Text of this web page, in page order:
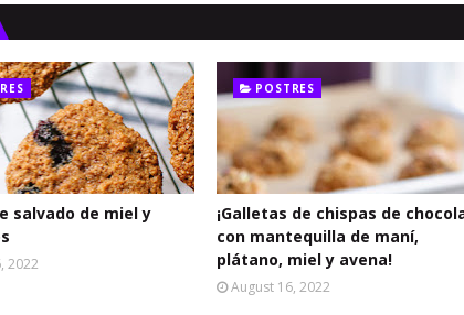
salvado de miel y
2022
POSTRES
¡Galletas de chispas de
con mantequilla de maní,
plátano, miel y avena!
August 16, 2022